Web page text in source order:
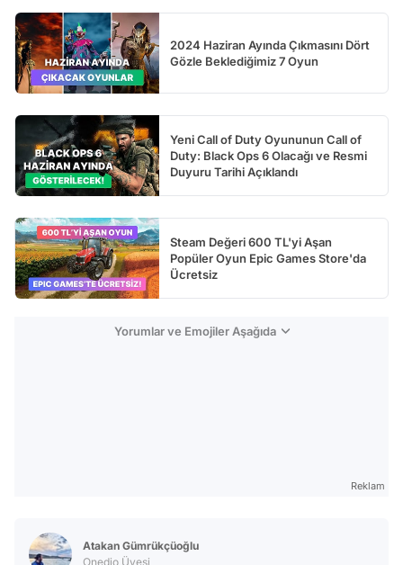
2024 Haziran Ayında Çıkmasını Dört
Gözle Beklediğimiz 7 Oyun
Yeni Call of Duty Oyununun Call of
Duty: Black Ops 6 Olacağı ve Resmi
Duyuru Tarihi Açıklandı
Steam Değeri 600 TL'yi Aşan
Popüler Oyun Epic Games Store'da
Ücretsiz
Yorumlar ve Emojiler Aşağıda
Reklam
Atakan Gümrükçüoğlu
Onedio Üyesi